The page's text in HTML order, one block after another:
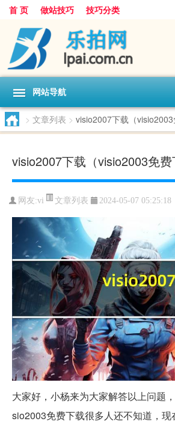
首 页 做站技巧 技巧分类
网站导航
> 文章列表 > visio2007下载（visio2003
visio2007下载（visio2003免费
网友:vi 文章列表 2024-05-07 05:25:18
大家好，小杨来为大家解答以上问题
sio2003免费下载很多人还不知道，